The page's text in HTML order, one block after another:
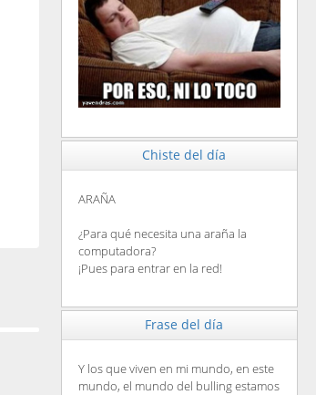
Chiste del día
ARAÑA
¿Para qué necesita una araña la
computadora?
¡Pues para entrar en la red!
Frase del día
Y los que viven en mi mundo, en este
mundo, el mundo del bulling estamos